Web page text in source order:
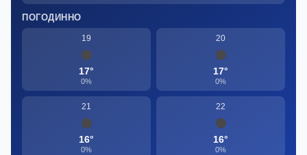
ПОГОДИННО
19
17°
0%
20
17°
0%
21
16°
0%
22
16°
0%